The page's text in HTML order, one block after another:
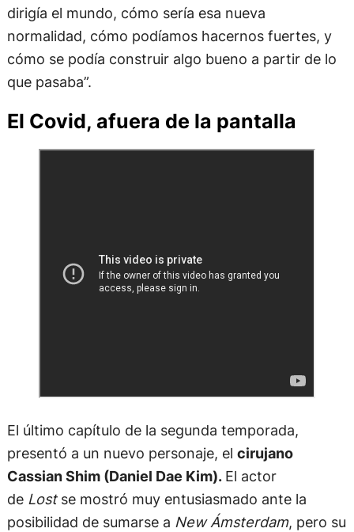
dirigía el mundo, cómo sería esa nueva
normalidad, cómo podíamos hacernos fuertes, y
cómo se podía construir algo bueno a partir de lo
que pasaba”.
El Covid, afuera de la pantalla
El último capítulo de la segunda temporada,
presentó a un nuevo personaje, el cirujano
Cassian Shim (Daniel Dae Kim). El actor
de Lostse mostró muy entusiasmado ante la
posibilidad de sumarse a New Ámsterdam, pero su